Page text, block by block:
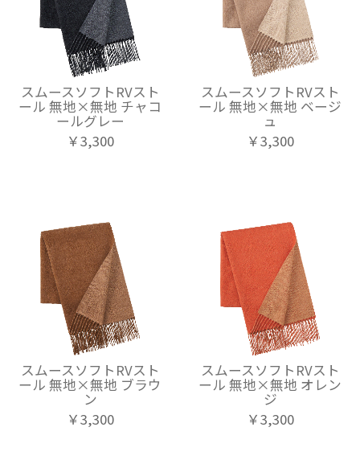
スムースソフトRVスト
ール 無地×無地 チャコ
ールグレー
￥3,300
スムースソフトRVスト
ール 無地×無地 ベージ
ュ
￥3,300
スムースソフトRVスト
ール 無地×無地 ブラウ
ン
￥3,300
スムースソフトRVスト
ール 無地×無地 オレン
ジ
￥3,300